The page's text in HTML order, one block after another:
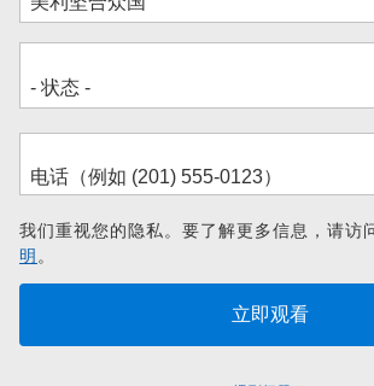
我们重视您的隐私。要了解更多信息，请访
明。